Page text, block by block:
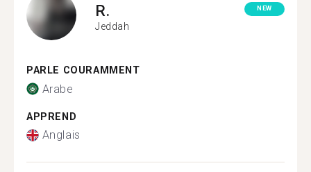
R.
Jeddah
NEW
PARLE COURAMMENT
Arabe
APPREND
Anglais